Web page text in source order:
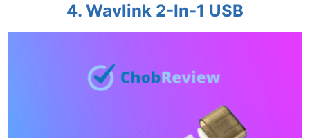
4. Wavlink 2-In-1 USB